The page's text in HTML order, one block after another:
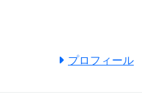
プロフィール